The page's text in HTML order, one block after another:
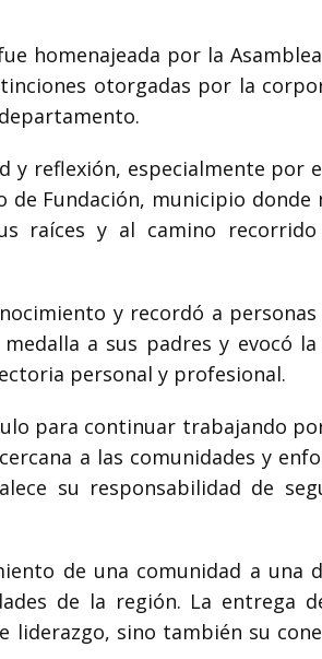
homenajeada por la
otorgadas por la
reflexión, especialmente por
de Fundación, municipio donde
raíces y al camino
y recordó a
a sus padres y evocó
personal y profesional.
para continuar trabajando
a las comunidades y
su responsabilidad de
de una comunidad a una
de la región. La entrega
liderazgo, sino también su